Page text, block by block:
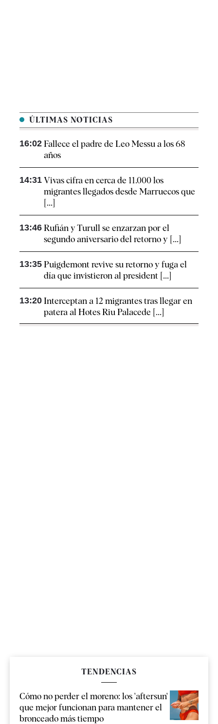
ÚLTIMAS NOTICIAS
16:02 Fallece el padre de Leo Messu a los 68
años
14:31 Vivas cifra en cerca de 11.000 los
migrantes llegados desde Marruecos que
[...]
13:46 Rufián y Turull se enzarzan por el
segundo aniversario del retorno y [...]
13:35 Puigdemont revive su retorno y fuga el
día que invistieron al president [...]
13:20 Interceptan a 12 migrantes tras llegar en
patera al Hotes Riu Palacede [...]
TENDENCIAS
Cómo no perder el moreno: los 'aftersun'
que mejor funcionan para mantener el
bronceado más tiempo